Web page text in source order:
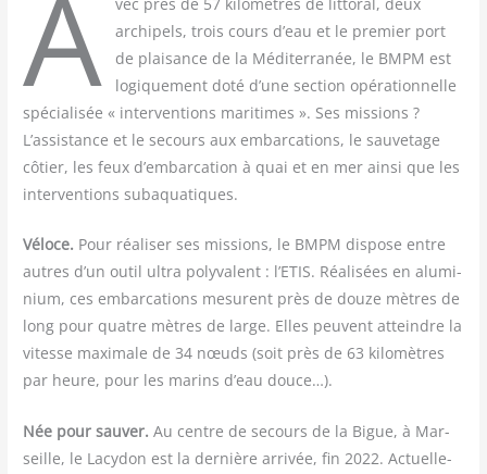
A
archi­pels, trois cours d’eau et le pre­mier port
de plai­sance de la Médi­ter­ra­née, le BMPM est
logi­que­ment doté d’une sec­tion opé­ra­tion­nelle
spé­cia­li­sée « inter­ven­tions mari­times ». Ses mis­sions ?
L’assistance et le secours aux embar­ca­tions, le sau­ve­tage
côtier, les feux d’embarcation à quai et en mer ain­si que les
inter­ven­tions subaquatiques.
Véloce. Pour réa­li­ser ses mis­sions, le BMPM dis­pose entre
autres d’un outil ultra poly­va­lent : l’ETIS. Réa­li­sées en alu­mi­
nium, ces embar­ca­tions mesurent près de douze mètres de
long pour quatre mètres de large. Elles peuvent atteindre la
vitesse maxi­male de 34 nœuds (soit près de 63 kilo­mètres
par heure, pour les marins d’eau douce…).
Née pour sau­ver. Au centre de secours de la Bigue, à Mar­
seille, le Lacy­don est la der­nière arri­vée, fin 2022. Actuel­le­